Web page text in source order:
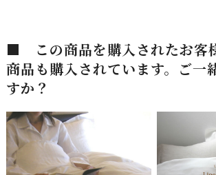
■ この商品を購入されたお客
商品も購入されています。ご一
すか？